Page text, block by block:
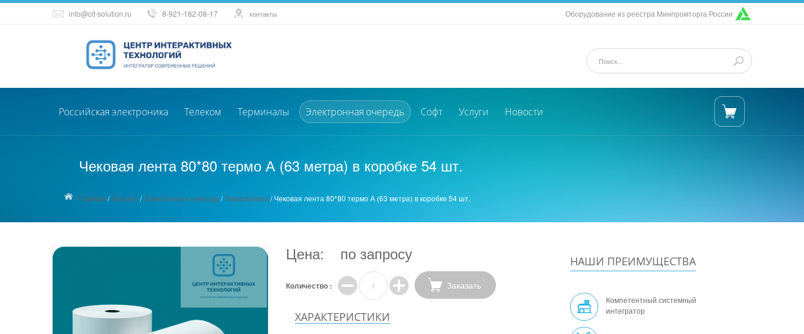
info@cit-solution.ru 8-921-182-08-17 контакты Оборудование из реестра Минпромторга России
Российская электроника Телеком Терминалы Электронная очередь Софт Услуги Новости
Чековая лента 80*80 термо А (63 метра) в коробке 54 шт.
Главная /Каталог/Электронная очередь/Термобумага /Чековая лента 80*80 термо А (63 метра) в коробке 54 шт.
Цена: по запросу
Количество : Заказать
ХАРАКТЕРИСТИКИ
НАШИ ПРЕИМУЩЕСТВА
Компетентный системный
интегратор